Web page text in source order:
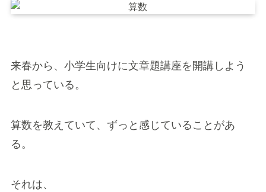
来春から、小学生向けに文章題講座を開講しよう
と思っている。
算数を教えていて、ずっと感じていることがあ
る。
それは、